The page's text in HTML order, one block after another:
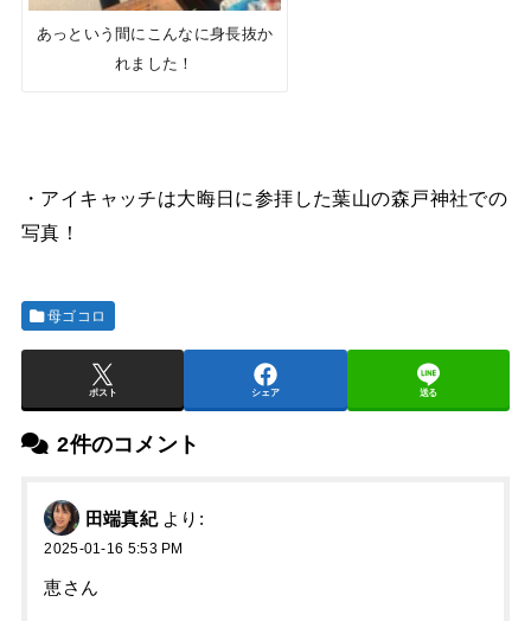
あっという間にこんなに身長抜か
れました！
・アイキャッチは大晦日に参拝した葉山の森戸神社での
写真！
母ゴコロ
ポスト シェア 送る
2件のコメント
田端真紀 より:
2025-01-16 5:53 PM
恵さん